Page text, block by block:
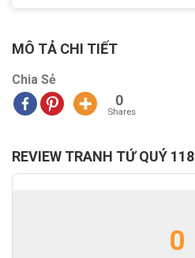
MÔ TẢ CHI TIẾT
Chia Sẻ
0
Shares
REVIEW TRANH TỨ QUÝ 118
0